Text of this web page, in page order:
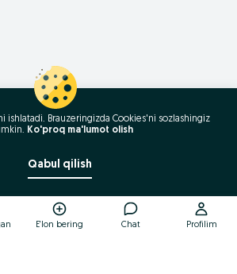
E'lon bering Chat Profilim
ishlatadi. Brauzeringizda Cookies'ni sozlashingiz
Ko'proq ma'lumot olish
Qabul qilish